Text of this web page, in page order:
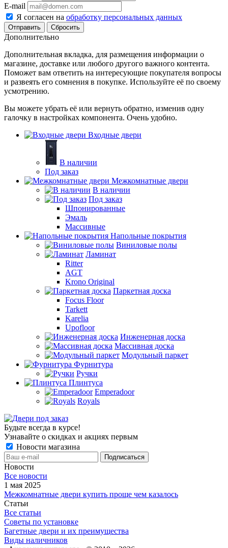
E-mail
Я согласен на обработку персональных данных
Сбросить
Дополнительно
Дополнительная вкладка, для размещения информации о
магазине, доставке или любого другого важного контента.
Поможет вам ответить на интересующие покупателя вопросы
и развеять его сомнения в покупке. Используйте её по своему
усмотрению.
Вы можете убрать её или вернуть обратно, изменив одну
галочку в настройках компонента. Очень удобно.
Входные двери
В наличии
Под заказ
Межкомнатные двери
В наличии
Под заказ
Шпонированные
Эмаль
Массивные
Напольные покрытия
Виниловые полы
Ламинат
Ritter
AGT
Krono Original
Паркетная доска
Focus Floor
Tarkett
Karelia
Upofloor
Инженерная доска
Массивная доска
Модульный паркет
Фурнитура
Ручки
Плинтуса
Emperadoor
Royals
Будьте всегда в курсе!
Узнавайте о скидках и акциях первым
Новости магазина
Новости
Все новости
1 мая 2025
Межкомнатные двери купить проще чем казалось
Статьи
Все статьи
Советы по установке
Багетные двери и их преимущества
Виды наличников